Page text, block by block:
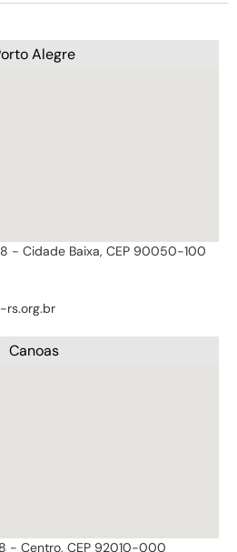
Alegre
- Cidade Baixa, CEP 90050-100
rs.org.br
Canoas
- Centro, CEP 92010-000